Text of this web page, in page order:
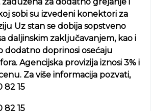
sobi su izvedeni konektori za
Uz stan se dobija sopstveno
daljinskim zaključavanjem, kao i
dodatno doprinosi osećaju
Agencijska provizija iznosi 3% i
Za više informacija pozvati,
82 15
82 15